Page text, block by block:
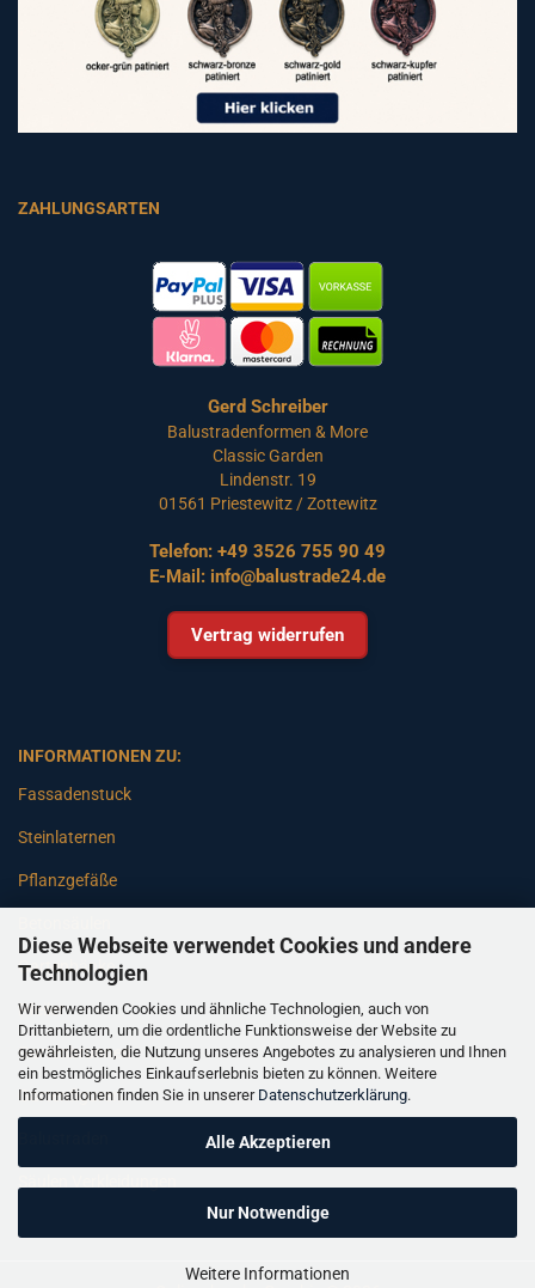
Diese Webseite verwendet Cookies und andere
Technologien
Wir verwenden Cookies und ähnliche Technologien, auch von
Drittanbietern, um die ordentliche Funktionsweise der Website zu
gewährleisten, die Nutzung unseres Angebotes zu analysieren und Ihnen
ein bestmögliches Einkaufserlebnis bieten zu können. Weitere
Informationen finden Sie in unserer Datenschutzerklärung.
Alle Akzeptieren
Nur Notwendige
Weitere Informationen
ZAHLUNGSARTEN
Gerd Schreiber
Balustradenformen & More
Classic Garden
Lindenstr. 19
01561 Priestewitz / Zottewitz
Telefon: +49 3526 755 90 49
E-Mail: info@balustrade24.de
Vertrag widerrufen
INFORMATIONEN ZU:
Fassadenstuck
Steinlaternen
Pflanzgefäße
Gartenbänke
Pfeiler
Gartenbrunnen
Gartenfiguren